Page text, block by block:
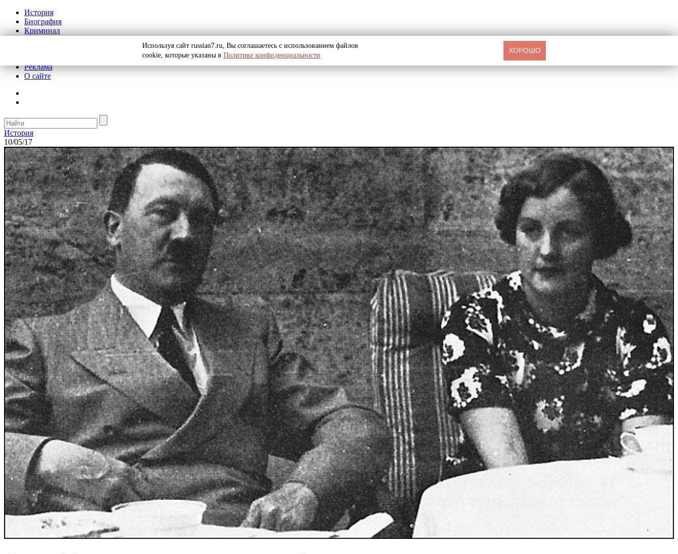
История
Биография
Криминал
Реклама
О сайте
История
10/05/17
Используя сайт russian7.ru, Вы соглашаетесь с использованием файлов
cookie, которые указаны в Политике конфиденциальности
ХОРОШО